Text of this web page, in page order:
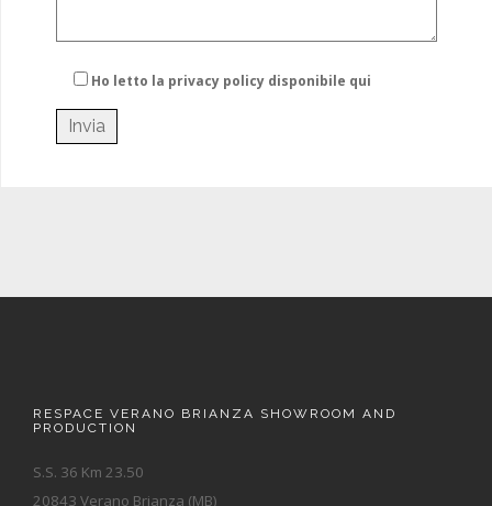
Ho letto la privacy policy disponibile qui
RESPACE VERANO BRIANZA SHOWROOM AND
PRODUCTION
S.S. 36 Km 23.50
20843 Verano Brianza (MB)